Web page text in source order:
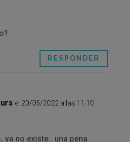
RESPONDER
el 20/05/2022 a las 11:10
ya no existe.. una pena